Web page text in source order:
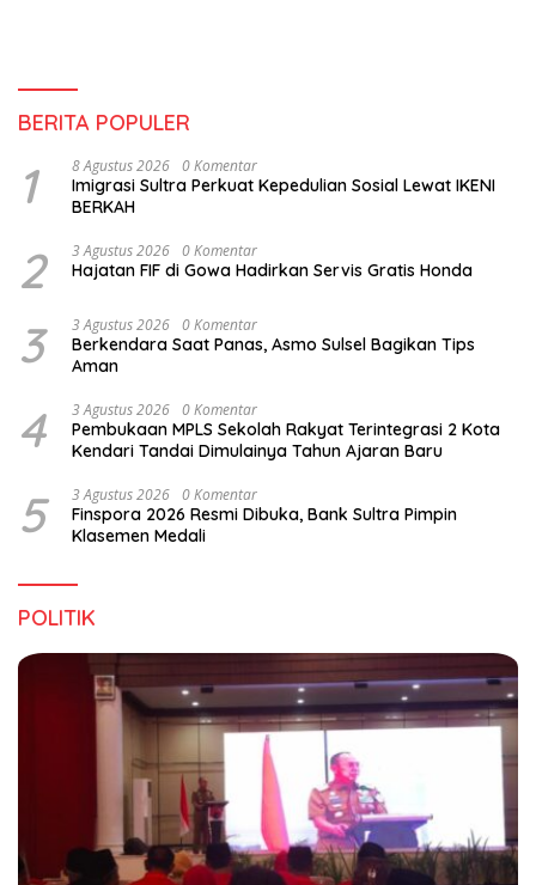
BERITA POPULER
1 8 Agustus 2026 0 Komentar
Imigrasi Sultra Perkuat Kepedulian Sosial Lewat IKENI
BERKAH
2 3 Agustus 2026 0 Komentar
Hajatan FIF di Gowa Hadirkan Servis Gratis Honda
3 3 Agustus 2026 0 Komentar
Berkendara Saat Panas, Asmo Sulsel Bagikan Tips
Aman
4 3 Agustus 2026 0 Komentar
Pembukaan MPLS Sekolah Rakyat Terintegrasi 2 Kota
Kendari Tandai Dimulainya Tahun Ajaran Baru
5 3 Agustus 2026 0 Komentar
Finspora 2026 Resmi Dibuka, Bank Sultra Pimpin
Klasemen Medali
POLITIK